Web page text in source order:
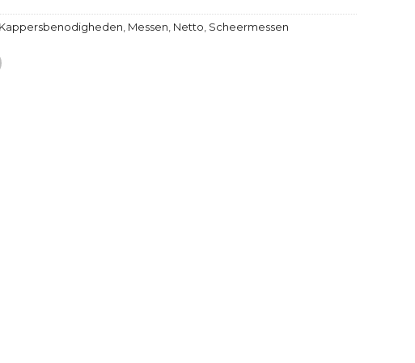
Kappersbenodigheden Messen Netto Scheermessen